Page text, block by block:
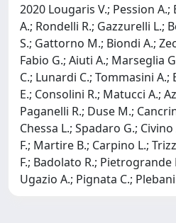
2020 Lougaris V.; Pession
A.; Rondelli R.; Gazzurelli L.;
S.; Gattorno M.; Biondi A.;
Fabio G.; Aiuti A.; Marseglia
C.; Lunardi C.; Tommasini
E.; Consolini R.; Matucci A.;
Paganelli R.; Duse M.;
Chessa L.; Spadaro G.;
F.; Martire B.; Carpino L.;
F.; Badolato R.; Pietrogrande
Ugazio A.; Pignata C.;